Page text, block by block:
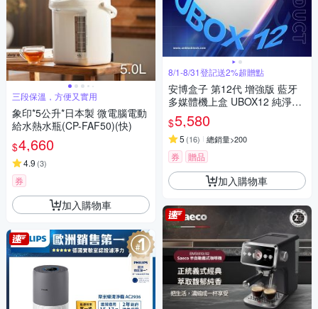
三段保溫，方便又實用
象印*5公升*日本製 微電腦電動
給水熱水瓶(CP-FAF50)(快)
$4,660
4.9 (3)
券
加入購物車
8/1-8/31登記送2%超贈點
安博盒子 第12代 增強版 藍牙
多媒體機上盒 UBOX12 純淨版
台灣公司貨
$5,580
5 (16) 總銷量>200
券 贈品
加入購物車